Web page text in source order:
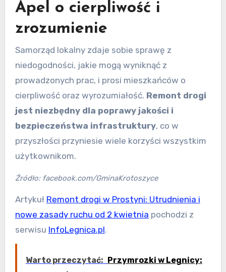
Apel o cierpliwość i
zrozumienie
Samorząd lokalny zdaje sobie sprawę z
niedogodności, jakie mogą wyniknąć z
prowadzonych prac, i prosi mieszkańców o
cierpliwość oraz wyrozumiałość. Remont drogi
jest niezbędny dla poprawy jakości i
bezpieczeństwa infrastruktury, co w
przyszłości przyniesie wiele korzyści wszystkim
użytkownikom.
Źródło: facebook.com/GminaKrotoszyce
Artykuł Remont drogi w Prostyni: Utrudnienia i
nowe zasady ruchu od 2 kwietnia pochodzi z
serwisu InfoLegnica.pl.
Warto przeczytać: Przymrozki w Legnicy: